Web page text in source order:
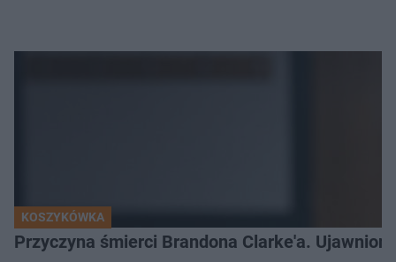
KOSZYKÓWKA
Przyczyna śmierci Brandona Clarke'a.